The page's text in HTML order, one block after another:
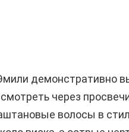
демонстративно
через
волосы в